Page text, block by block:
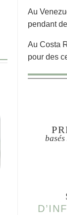
Au
pendant
Au Costa
pour des